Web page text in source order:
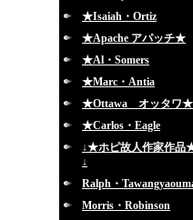
★Isaiah・Ortiz
★Apache アパッチ★
★Al・Somers
★Marc・Antia
★Ottawa オッタワ★
★Carlos・Eagle
↓★ホピ故人作家作品
↓
Ralph・
Morris・Robinson